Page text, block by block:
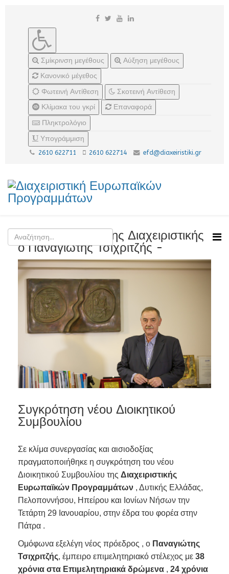
Σμίκρινση μεγέθους
Αύξηση μεγέθους
Κανονικό μέγεθος
Φωτεινή Αντίθεση
Σκοτεινή Αντίθεση
Κλίμακα του γκρί
Επαναφορά
Πληκτρολόγιο
Υπογράμμιση
2610 622711 2610 622714 efd@diaxeiristiki.gr
Νέος Πρόεδρος της Διαχειριστικής
ο Παναγιώτης Τσιχριτζής -
Συγκρότηση νέου Διοικητικού
Συμβουλίου
Σε κλίμα συνεργασίας και αισιοδοξίας
πραγματοποιήθηκε η συγκρότηση του νέου
Διοικητικού Συμβουλίου της Διαχειριστικής
Ευρωπαϊκών Προγραμμάτων , Δυτικής Ελλάδας,
Πελοποννήσου, Ηπείρου και Ιονίων Νήσων την
Τετάρτη 29 Ιανουαρίου, στην έδρα του φορέα στην
Πάτρα .
Ομόφωνα εξελέγη νέος πρόεδρος , ο Παναγιώτης
Τσιχριτζής, έμπειρο επιμελητηριακό στέλεχος με 38
χρόνια στα Επιμελητηριακά δρώμενα , 24 χρόνια